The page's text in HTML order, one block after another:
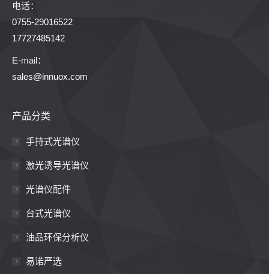
电话：
0755-29016522
17727485142
E-mail：
sales@innuox.com
产品分类
手持式光谱仪
激光诱导光谱仪
光谱仪配件
台式光谱仪
油品环保分析仪
易诺严选